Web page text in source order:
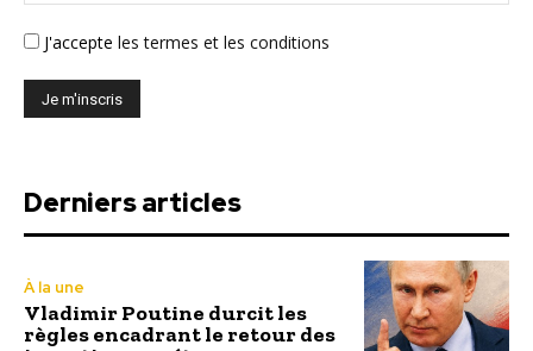
J'accepte les termes et les conditions
Derniers articles
À la une
Vladimir Poutine durcit les
règles encadrant le retour des